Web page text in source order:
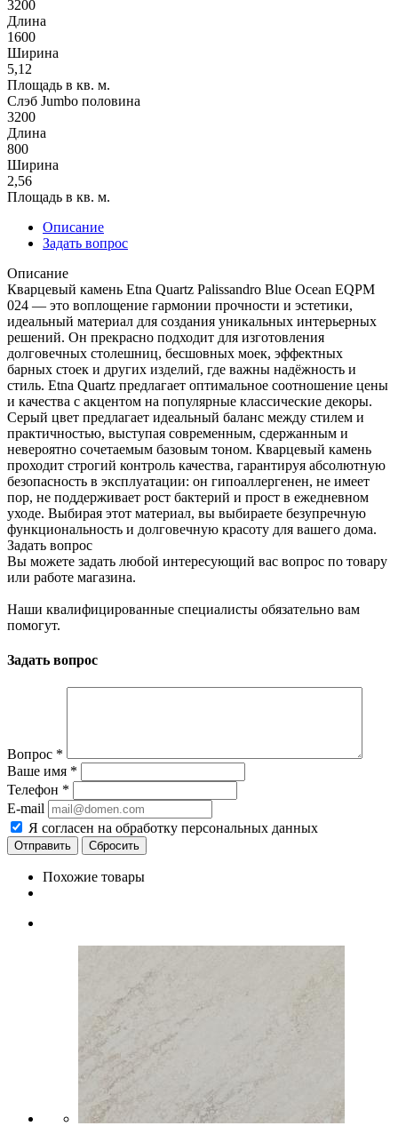
3200
Длина
1600
Ширина
5,12
Площадь в кв. м.
Слэб Jumbo половина
3200
Длина
800
Ширина
2,56
Площадь в кв. м.
Описание
Задать вопрос
Описание
Кварцевый камень Etna Quartz Palissandro Blue Ocean EQPM
024 — это воплощение гармонии прочности и эстетики,
идеальный материал для создания уникальных интерьерных
решений. Он прекрасно подходит для изготовления
долговечных столешниц, бесшовных моек, эффектных
барных стоек и других изделий, где важны надёжность и
стиль. Etna Quartz предлагает оптимальное соотношение цены
и качества с акцентом на популярные классические декоры.
Серый цвет предлагает идеальный баланс между стилем и
практичностью, выступая современным, сдержанным и
невероятно сочетаемым базовым тоном. Кварцевый камень
проходит строгий контроль качества, гарантируя абсолютную
безопасность в эксплуатации: он гипоаллергенен, не имеет
пор, не поддерживает рост бактерий и прост в ежедневном
уходе. Выбирая этот материал, вы выбираете безупречную
функциональность и долговечную красоту для вашего дома.
Задать вопрос
Вы можете задать любой интересующий вас вопрос по товару
или работе магазина.
Наши квалифицированные специалисты обязательно вам
помогут.
Задать вопрос
Вопрос *
Ваше имя *
Телефон *
E-mail
Я согласен на обработку персональных данных
Сбросить
Похожие товары